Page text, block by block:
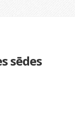
sēdes